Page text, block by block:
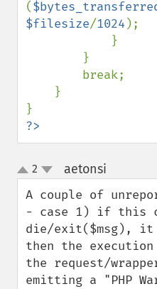
(
$filesize/1024 );
?>
up
down
2 aetonsi
A couple of
- case 1) if this
die/exit($msg),
then the
the request/
emitting a "PHP